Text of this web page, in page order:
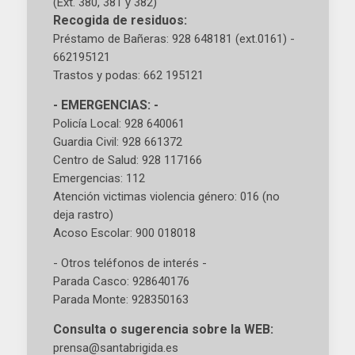
Recogida de residuos:
Préstamo de Bañeras: 928 648181 (ext.0161) -
662195121
Trastos y podas: 662 195121
- EMERGENCIAS: -
Policía Local: 928 640061
Guardia Civil: 928 661372
Centro de Salud: 928 117166
Emergencias: 112
Atención victimas violencia género: 016 (no
deja rastro)
Acoso Escolar: 900 018018
- Otros teléfonos de interés -
Parada Casco: 928640176
Parada Monte: 928350163
Consulta o sugerencia sobre la WEB:
prensa@santabrigida.es